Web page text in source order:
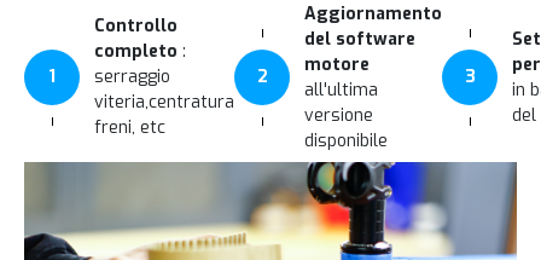
1
Controllo
completo :
serraggio
viteria,centratura
freni, etc
2
Aggiornamento
del software
motore
all'ultima
versione
disponibile
3
in
del